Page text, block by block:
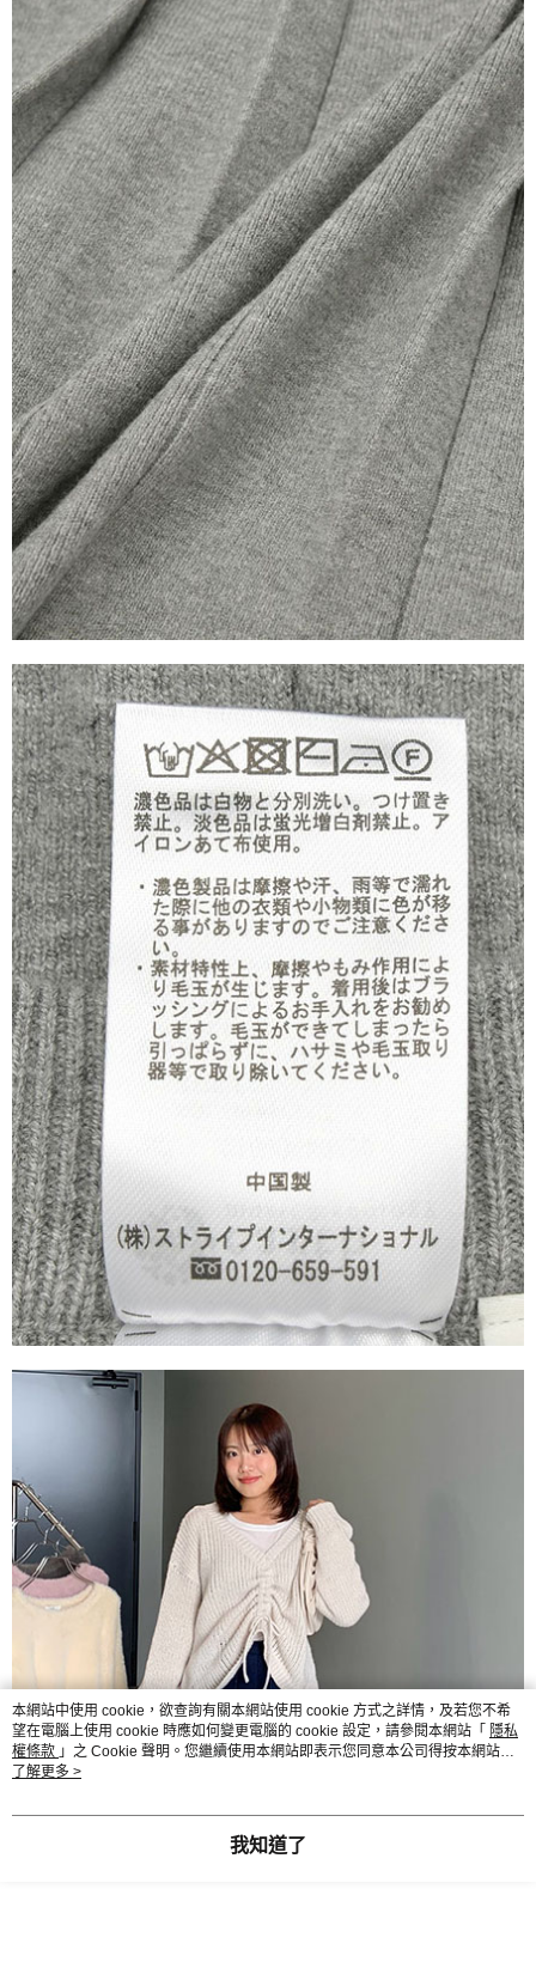
本網站中使用 cookie，欲查詢有關本網站使用 cookie 方式之詳情，及若您不希
望在電腦上使用 cookie 時應如何變更電腦的 cookie 設定，請參閱本網站「 隱私
權條款 」之 Cookie 聲明。您繼續使用本網站即表示您同意本公司得按本網站使
用條款之 Cookie 聲明使用 cookie。
了解更多 >
我知道了